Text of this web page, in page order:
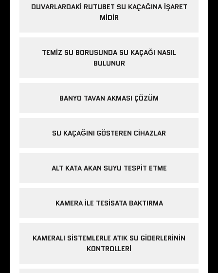
DUVARLARDAKI RUTUBET SU KAÇAĞINA İŞARET
MIDIR
TEMIZ SU BORUSUNDA SU KAÇAĞI NASIL
BULUNUR
BANYO TAVAN AKMASI ÇÖZÜM
SU KAÇAĞINI GÖSTEREN CIHAZLAR
ALT KATA AKAN SUYU TESPIT ETME
KAMERA ILE TESISATA BAKTIRMA
KAMERALI SISTEMLERLE ATIK SU GIDERLERININ
KONTROLLERI